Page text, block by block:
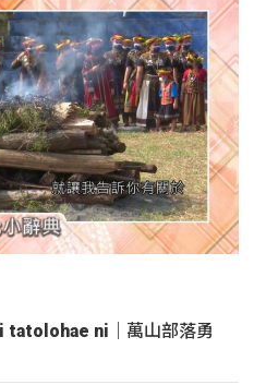
tatolohae ni｜萬山部落勇